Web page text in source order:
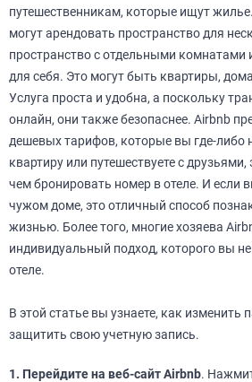
путешественникам, которые ищут
могут арендовать пространство для
пространство с отдельными
для себя. Это могут быть квартиры,
Услуга проста и удобна, а поскольку
онлайн, они также безопаснее. Airbnb
дешевых тарифов, которые вы где-либо
квартиру или путешествуете с
чем бронировать номер в отеле. И если
чужом доме, это отличный способ
жизнью. Более того, многие хозяева
индивидуальный подход, которого вы
отеле.
В этой статье вы узнаете, как изменить
защитить свою учетную запись.
1. Перейдите на веб-сайт Airbnb.